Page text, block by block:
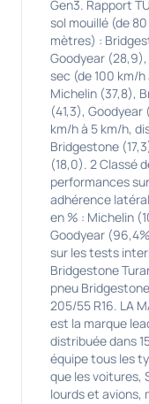
Gen3. Rapport
sol mouillé (de
mètres) :
Goodyear (28,9),
sec (de 100 km/
Michelin (37,8),
(41,3),
km/h à 5 km/h,
Bridgestone
(18,0). 2 Classé
performances
adhérence
en % : Michelin
Goodyear
sur les tests
Bridgestone
pneu
205/55 R16. LA
est la marque
distribuée dans
équipe tous les
que les voitures,
lourds et avions,